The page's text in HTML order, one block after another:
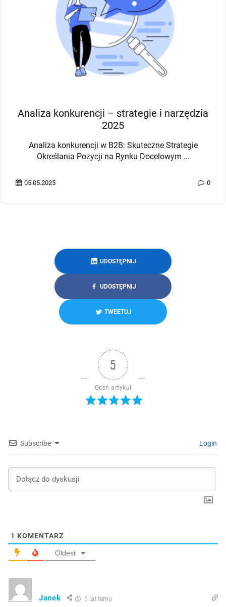
Analiza konkurencji – strategie i narzędzia
2025
Analiza konkurencji w B2B: Skuteczne Strategie
Określania Pozycji na Rynku Docelowym ...
05.05.2025 0
UDOSTĘPNIJ
UDOSTĘPNIJ
TWEETUJ
5
Oceń artykuł
Subscribe Login
1 KOMENTARZ
Oldest
Janek 6 lat temu